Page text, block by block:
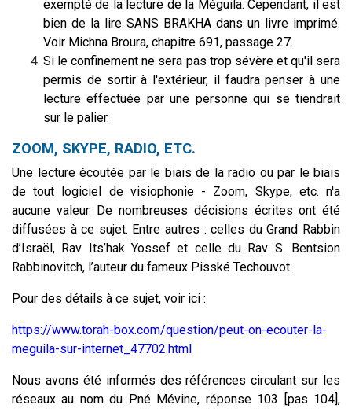
exempté de la lecture de la Méguila. Cependant, il est
bien de la lire SANS BRAKHA dans un livre imprimé.
Voir Michna Broura, chapitre 691, passage 27.
Si le confinement ne sera pas trop sévère et qu'il sera
permis de sortir à l'extérieur, il faudra penser à une
lecture effectuée par une personne qui se tiendrait
sur le palier.
ZOOM, SKYPE, RADIO, ETC.
Une lecture écoutée par le biais de la radio ou par le biais
de tout logiciel de visiophonie - Zoom, Skype, etc. n'a
aucune valeur. De nombreuses décisions écrites ont été
diffusées à ce sujet. Entre autres : celles du Grand Rabbin
d’Israël, Rav Its’hak Yossef et celle du Rav S. Bentsion
Rabbinovitch, l’auteur du fameux Pisské Techouvot.
Pour des détails à ce sujet, voir ici :
https://www.torah-box.com/question/peut-on-ecouter-la-
meguila-sur-internet_47702.html
Nous avons été informés des références circulant sur les
réseaux au nom du Pné Mévine, réponse 103 [pas 104],